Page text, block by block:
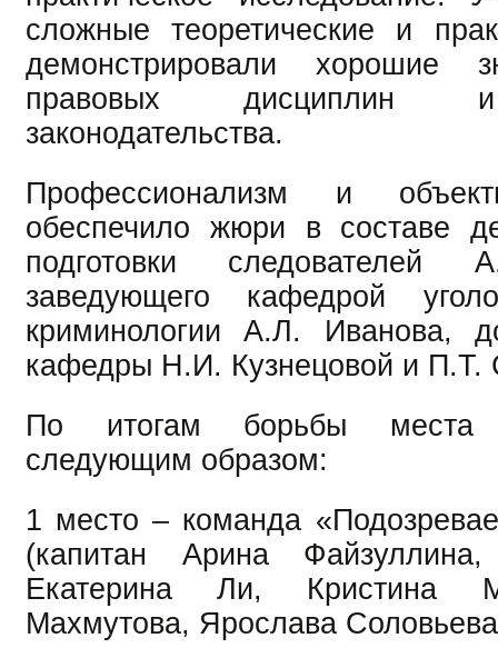
сложные теоретические и
демонстрировали хорошие
правовых дисциплин и
законодательства.
Профессионализм и
обеспечило жюри в составе
подготовки
заведующего кафедрой
криминологии А.Л. Иванова,
кафедры Н.И. Кузнецовой и П.Т.
По итогам борьбы места
следующим образом:
1 место – команда
(капитан Арина
Екатерина Ли, Кристина
Махмутова, Ярослава